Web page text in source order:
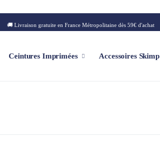
🚚 Livraison gratuite en France Métropolitaine dès 59€ d'achat
Ceintures Imprimées Accessoires Skimp